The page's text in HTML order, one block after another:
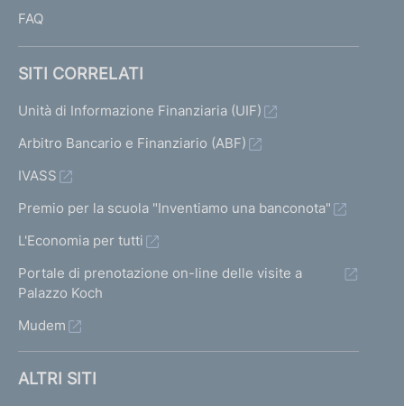
FAQ
SITI CORRELATI
Unità di Informazione Finanziaria (UIF)
Arbitro Bancario e Finanziario (ABF)
IVASS
Premio per la scuola "Inventiamo una banconota"
L'Economia per tutti
Portale di prenotazione on-line delle visite a
Palazzo Koch
Mudem
ALTRI SITI